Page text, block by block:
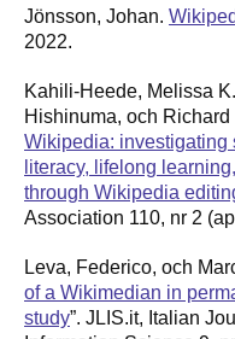
Jönsson, Johan.
2022.
Kahili-Heede, Melissa
Hishinuma, och Richard
Wikipedia: investigating
literacy, lifelong
through Wikipedia
Association 110, nr 2
Leva, Federico, och
of a Wikimedian in
study”. JLIS.it, Italian